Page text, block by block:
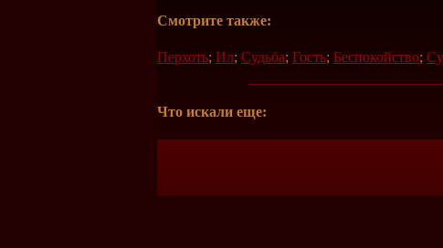
Смотрите также:
Перхоть; Ил; Судьба; Гость; Беспокойство;
Что искали еще: